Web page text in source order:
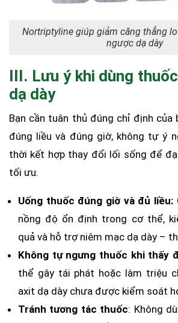
Nortriptyline giúp giảm căng thẳng
ngược dạ dày
III. Lưu ý khi dùng
dạ dày
Bạn cần tuân thủ đúng chỉ định của
đúng liều và đúng giờ, không tự ý
thời kết hợp thay đổi lối sống để
tối ưu.
Uống thuốc đúng giờ và đủ liều:
nồng độ ổn định trong cơ thể,
quả và hỗ trợ niêm mạc dạ dày –
Không tự ngưng thuốc khi thấy
thể gây tái phát hoặc làm triệu
axit dạ dày chưa được kiểm soát
Tránh tương tác thuốc: Không